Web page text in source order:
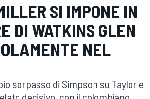
SI IMPONE IN
DI WATKINS GLEN
NEL
sorpasso di Simpson su Taylor e